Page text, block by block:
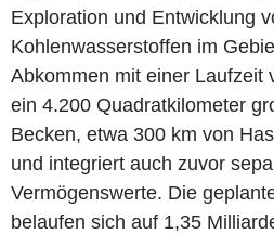
Exploration und Entwicklung
Kohlenwasserstoffen im
Abkommen mit einer Laufzeit
ein 4.200 Quadratkilometer
Becken, etwa 300 km von
und integriert auch zuvor
Vermögenswerte. Die
belaufen sich auf 1,35